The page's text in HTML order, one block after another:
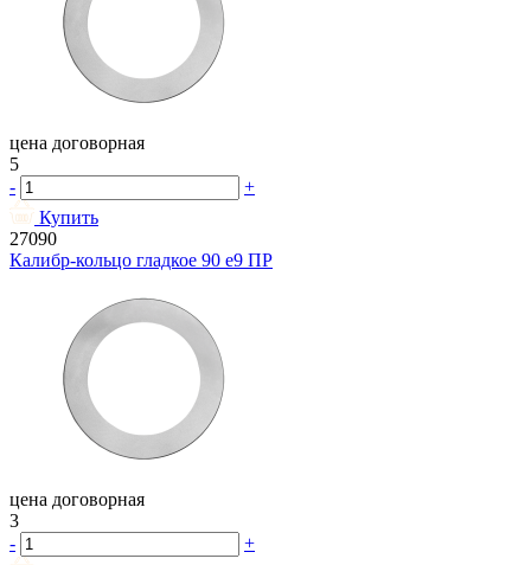
цена договорная
5
-
+
Купить
27090
Калибр-кольцо гладкое 90 e9 ПР
цена договорная
3
-
+